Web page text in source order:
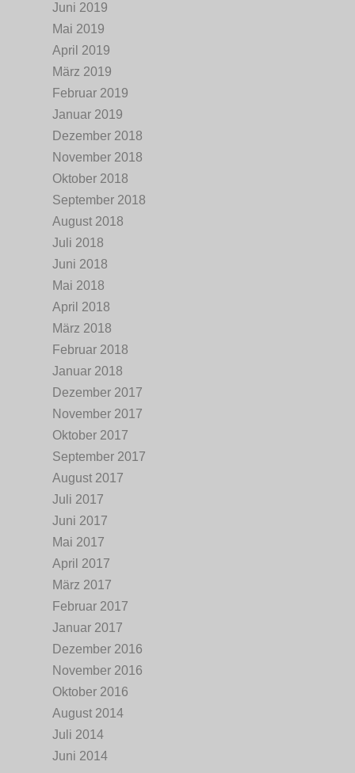
Juni 2019
Mai 2019
April 2019
März 2019
Februar 2019
Januar 2019
Dezember 2018
November 2018
Oktober 2018
September 2018
August 2018
Juli 2018
Juni 2018
Mai 2018
April 2018
März 2018
Februar 2018
Januar 2018
Dezember 2017
November 2017
Oktober 2017
September 2017
August 2017
Juli 2017
Juni 2017
Mai 2017
April 2017
März 2017
Februar 2017
Januar 2017
Dezember 2016
November 2016
Oktober 2016
August 2014
Juli 2014
Juni 2014